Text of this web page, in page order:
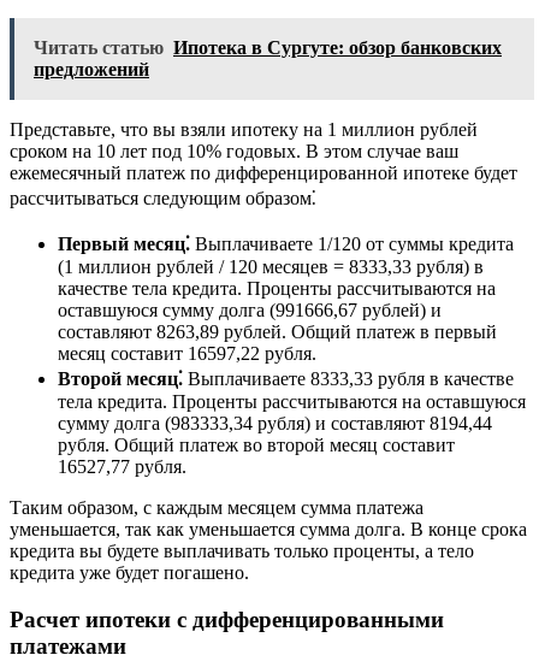
Читать статью Ипотека в Сургуте: обзор банковских
предложений
Представьте, что вы взяли ипотеку на 1 миллион рублей
сроком на 10 лет под 10% годовых. В этом случае ваш
ежемесячный платеж по дифференцированной ипотеке будет
рассчитываться следующим образом⁚
Первый месяц⁚ Выплачиваете 1/120 от суммы кредита
(1 миллион рублей / 120 месяцев = 8333,33 рубля) в
качестве тела кредита. Проценты рассчитываются на
оставшуюся сумму долга (991666,67 рублей) и
составляют 8263,89 рублей. Общий платеж в первый
месяц составит 16597,22 рубля.
Второй месяц⁚ Выплачиваете 8333,33 рубля в качестве
тела кредита. Проценты рассчитываются на оставшуюся
сумму долга (983333,34 рубля) и составляют 8194,44
рубля. Общий платеж во второй месяц составит
16527,77 рубля.
Таким образом, с каждым месяцем сумма платежа
уменьшается, так как уменьшается сумма долга. В конце срока
кредита вы будете выплачивать только проценты, а тело
кредита уже будет погашено.
Расчет ипотеки с дифференцированными
платежами